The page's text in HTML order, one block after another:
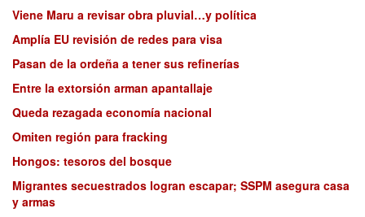
Viene Maru a revisar obra pluvial…y política
Amplía EU revisión de redes para visa
Pasan de la ordeña a tener sus refinerías
Entre la extorsión arman apantallaje
Queda rezagada economía nacional
Omiten región para fracking
Hongos: tesoros del bosque
Migrantes secuestrados logran escapar; SSPM asegura casa
y armas